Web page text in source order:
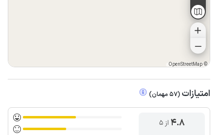
©
OpenStreetMap
امتیازات (
57مهمان)
4.8 از ۵